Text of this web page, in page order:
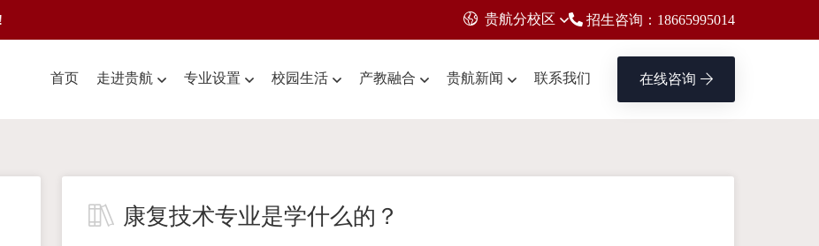
贵航分校区 招生咨询：18665995014
首页 走进贵航 专业设置 校园生活 产教融合 贵航新闻 联系我们 在线咨询
康复技术专业是学什么的？